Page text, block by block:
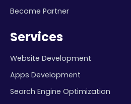
Become Partner
Services
Website Development
Apps Development
Search Engine Optimization